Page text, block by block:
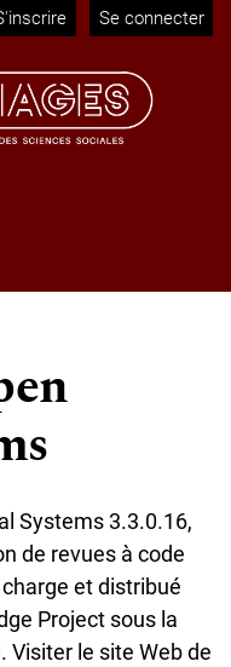
est : Se connecter
Systems 3.3.0.16,
de revues à code
et distribué
Project sous la
Visiter le site Web de